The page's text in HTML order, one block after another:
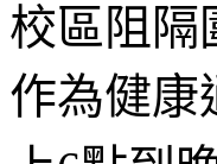
校區阻隔
作為健康